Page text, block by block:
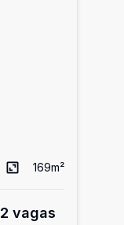
169m²
vagas